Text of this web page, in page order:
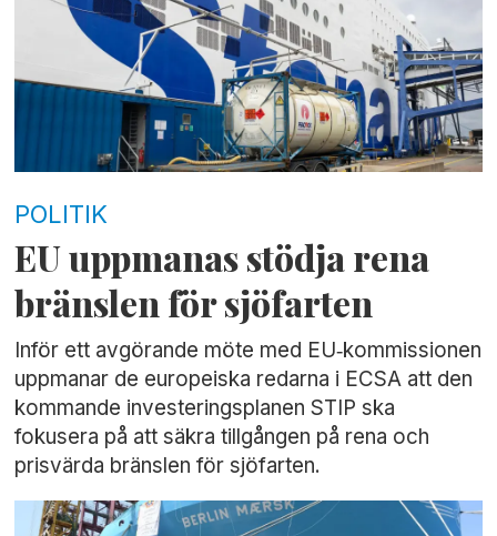
POLITIK
EU uppmanas stödja rena
bränslen för sjöfarten
Inför ett avgörande möte med EU‑kommissionen
uppmanar de europeiska redarna i ECSA att den
kommande investeringsplanen STIP ska
fokusera på att säkra tillgången på rena och
prisvärda bränslen för sjöfarten.